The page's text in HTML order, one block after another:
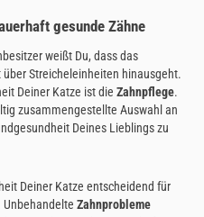
gesunde Zähne
weißt Du, dass das
Streicheleinheiten hinausgeht.
Deiner Katze ist die Zahnpflege.
zusammengestellte Auswahl an
Deines Lieblings zu
Deiner Katze entscheidend für
Zahnprobleme